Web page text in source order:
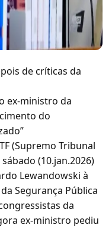
de críticas da
ex-ministro da
do
(Supremo Tribunal
(10.jan.2026)
Lewandowski à
Segurança Pública
da
ex-ministro pediu